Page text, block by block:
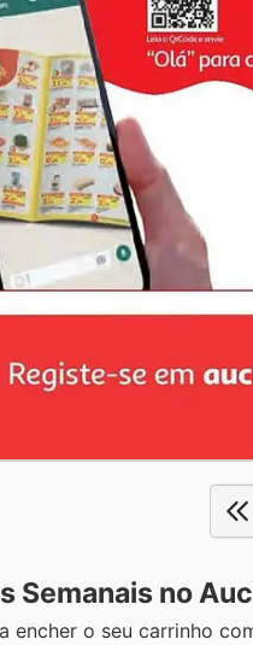
Semanais no
encher o seu carrinho